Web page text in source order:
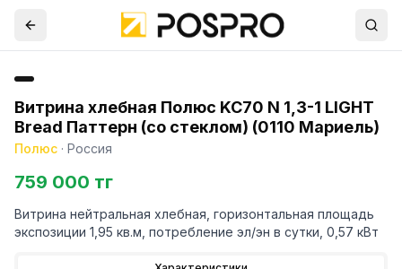
Витрина хлебная Полюс KC70 N 1,3-1 LIGHT
Bread Паттерн (со стеклом) (0110 Мариель)
Полюс · Россия
759 000 тг
Витрина нейтральная хлебная, горизонтальная площадь
экспозиции 1,95 кв.м, потребление эл/эн в сутки, 0,57 кВт